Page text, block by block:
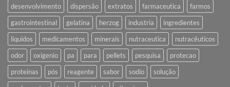
desenvolvimento
dispersão extratos farmaceutica
farmos
gastrointestinal
gelatina herzog industria
ingredientes
liquidos
medicamentos minerais nutraceutica
nutracêuticos
odor
oxigenio pa para pellets pesquisa
protecao
proteinas
pós reagente sabor sodio
solução